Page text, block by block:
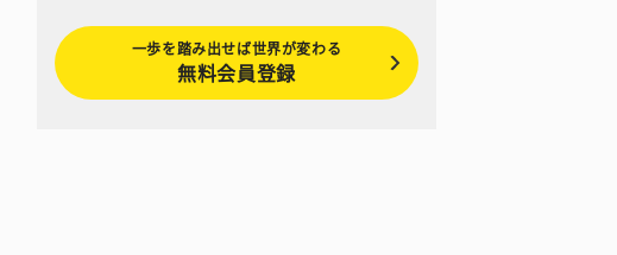
一歩を踏み出せば世界が変わる
無料会員登録